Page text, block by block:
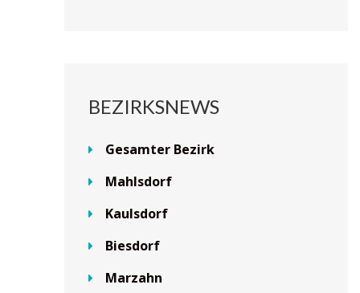
BEZIRKSNEWS
Gesamter Bezirk
Mahlsdorf
Kaulsdorf
Biesdorf
Marzahn